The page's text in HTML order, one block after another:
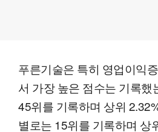
푸른기술은 특히 영업이익
서 가장 높은 점수는 기록했
45위를 기록하며 상위
별로는 15위를 기록하며 상